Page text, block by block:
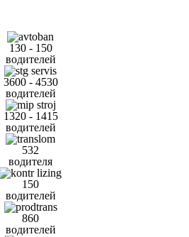
130 - 150
водителей
3600 - 4530
водителей
1320 - 1415
водителей
532
водителя
150
водителей
860
водителей